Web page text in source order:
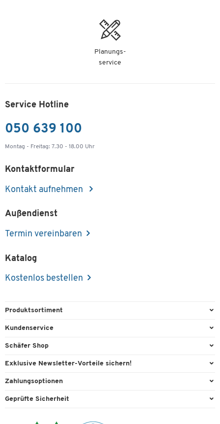
Planungs-
service
Service Hotline
050 639 100
Montag - Freitag: 7.30 - 18.00 Uhr
Kontaktformular
Kontakt aufnehmen
Außendienst
Termin vereinbaren
Katalog
Kostenlos bestellen
Produktsortiment
Büroausstattung
Reinigung & Hygiene
Technik
Kundenservice
Direktbestellung
Recycling
Lieferinformationen
Schäfer Shop
Services & Leistungen
Workplace Solutions
Exklusive Newsletter-Vorteile sichern!
Willkommensgeschenk
Expertenwissen
Zahlungsoptionen
Paypal
Geprüfte Sicherheit